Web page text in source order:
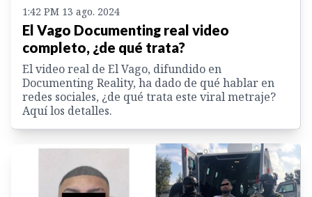
1:42 PM 13 ago. 2024
El Vago Documenting real video
completo, ¿de qué trata?
El video real de El Vago, difundido en
Documenting Reality, ha dado de qué hablar en
redes sociales, ¿de qué trata este viral metraje?
Aquí los detalles.